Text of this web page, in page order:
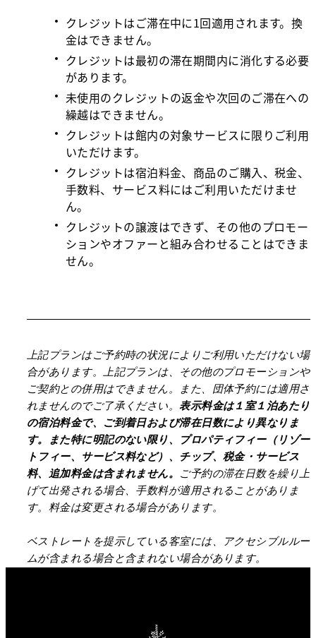
クレジットはご滞在中に1回適用されます。換
金はできません。
クレジットは最初の滞在期間内に消化する必要
があります。
未使用のクレジットの返金や次回のご滞在への
繰越はできません。
クレジットは館内の対象サービスに限りご利用
いただけます。
クレジットは宿泊料金、商品のご購入、税金、
手数料、サービス料にはご利用いただけませ
ん。
クレジットの譲渡はできず、その他のプロモー
ションやオファーと組み合わせることはできま
せん。
上記プランはご予約時の状況によりご利用いただけない場
合があります。上記プランは、その他のプロモーションや
ご契約との併用はできません。また、団体予約には適用さ
れませんのでご了承ください。表示料金は１室１泊あたり
の宿泊料金で、ご到着日および滞在日数により異なりま
す。また特に明記のない限り、プロパティフィー（リゾー
トフィー、サービス料など）、チップ、税金・サービス
料、追加料金は含まれません。 ご予約の滞在日数を繰り上
げて出発される場合、手数料が適用されることがありま
す。料金は変更される場合があります。
ベストレートを提示している客室には、アクセシブルルー
ムが含まれる場合と含まれない場合があります。